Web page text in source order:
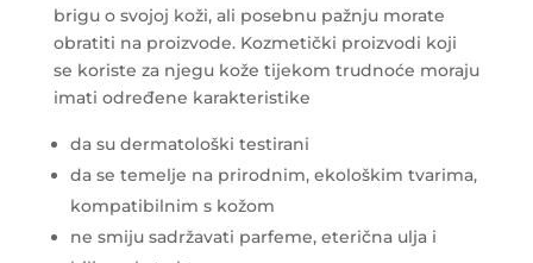
brigu o svojoj koži, ali posebnu pažnju morate
obratiti na proizvode. Kozmetički proizvodi koji
se koriste za njegu kože tijekom trudnoće moraju
imati određene karakteristike
da su dermatološki testirani
da se temelje na prirodnim, ekološkim tvarima,
kompatibilnim s kožom
ne smiju sadržavati parfeme, eterična ulja i